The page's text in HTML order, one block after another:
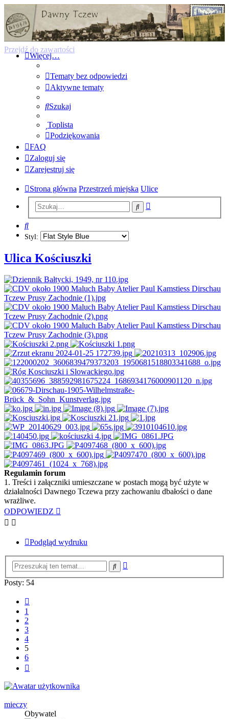
Forum Dawnego Tczewa
Przejdź do zawartości
Więcej…
Tematy bez odpowiedzi
Aktywne tematy
Szukaj
Toplista
Podziękowania
FAQ
Zaloguj się
Zarejestruj się
Strona główna Przestrzeń miejska Ulice
Szukaj
Szukaj
Styl:
Ulica Kościuszki
Regulamin forum
1. Treści i załączniki umieszczane w postach mogą być użyte w
działalności Dawnego Tczewa przy zachowaniu dbałości o dane
wrażliwe.
ODPOWIEDZ
Podgląd wydruku
Szukaj
Posty: 54
1
2
3
4
5
6
mieczy
Obywatel